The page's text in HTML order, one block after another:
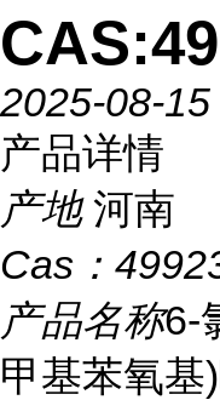
2025-08-15
产品详情
产地 河南
Cas：
产品名称6-
甲基苯氧基